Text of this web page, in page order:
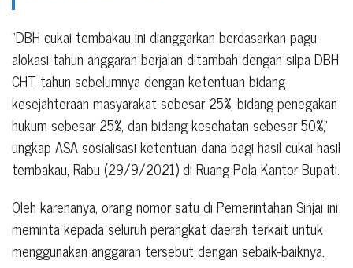
“DBH cukai tembakau ini dianggarkan berdasarkan pagu
alokasi tahun anggaran berjalan ditambah dengan silpa DBH
CHT tahun sebelumnya dengan ketentuan bidang
kesejahteraan masyarakat sebesar 25%, bidang penegakan
hukum sebesar 25%, dan bidang kesehatan sebesar 50%,”
ungkap ASA sosialisasi ketentuan dana bagi hasil cukai hasil
tembakau, Rabu (29/9/2021) di Ruang Pola Kantor Bupati.
Oleh karenanya, orang nomor satu di Pemerintahan Sinjai ini
meminta kepada seluruh perangkat daerah terkait untuk
menggunakan anggaran tersebut dengan sebaik-baiknya.